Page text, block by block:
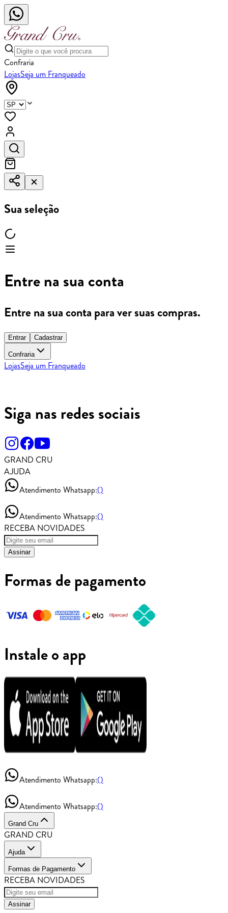
Confraria
LojasSeja um Franqueado
Sua seleção
Entre na sua conta
Entre na sua conta para ver suas compras.
Entrar Cadastrar
Confraria
LojasSeja um Franqueado
Siga nas redes sociais
GRAND CRU
AJUDA
Atendimento Whatsapp:()
Atendimento Whatsapp:()
RECEBA NOVIDADES
Assinar
Formas de pagamento
Instale o app
Atendimento Whatsapp:()
Atendimento Whatsapp:()
Grand Cru
GRAND CRU
Ajuda
Formas de Pagamento
RECEBA NOVIDADES
Assinar